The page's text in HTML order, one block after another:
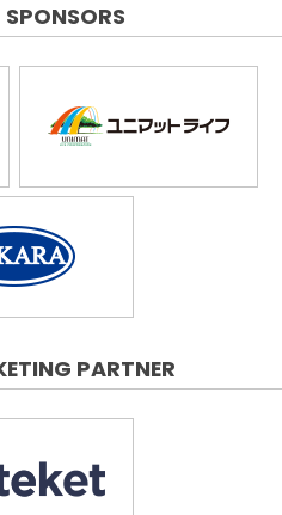
PARTNER